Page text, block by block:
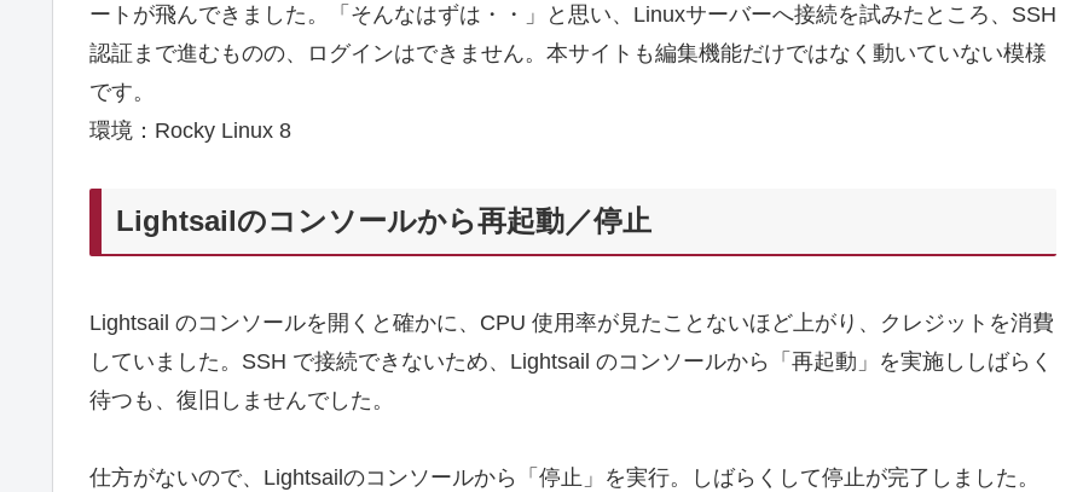
ートが飛んできました。「そんなはずは・・」と思い、Linuxサーバーへ接続を試みたところ、SSH
認証まで進むものの、ログインはできません。本サイトも編集機能だけではなく動いていない模様
です。
環境：Rocky Linux 8
Lightsailのコンソールから再起動／停止
Lightsail のコンソールを開くと確かに、CPU 使用率が見たことないほど上がり、クレジットを消費
していました。SSH で接続できないため、Lightsail のコンソールから「再起動」を実施ししばらく
待つも、復旧しませんでした。
仕方がないので、Lightsailのコンソールから「停止」を実行。しばらくして停止が完了しました。